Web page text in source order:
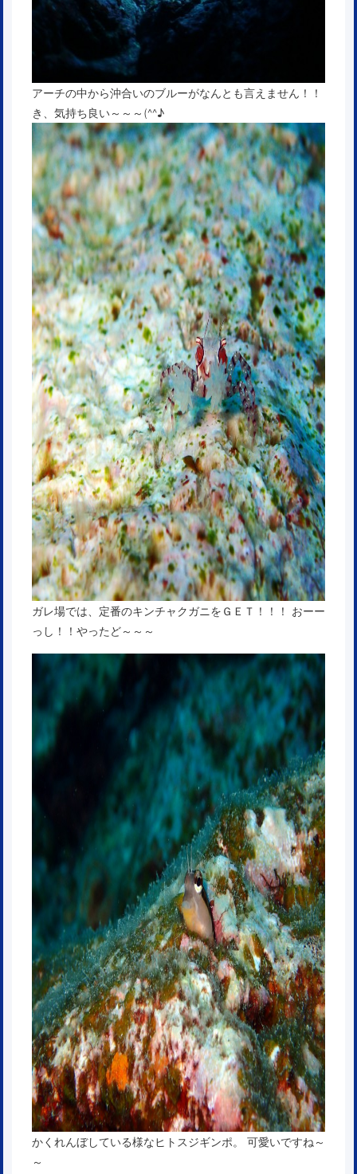
アーチの中から沖合いのブルーがなんとも言えません！！
き、気持ち良い～～～(^^♪
ガレ場では、定番のキンチャクガニをＧＥＴ！！！ おーー
っし！！やったど～～～
かくれんぼしている様なヒトスジギンポ。 可愛いですね～
～